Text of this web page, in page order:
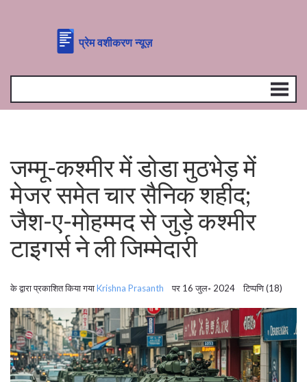
जम्मू-कश्मीर में डोडा मुठभेड़ में
मेजर समेत चार सैनिक शहीद;
जैश-ए-मोहम्मद से जुड़े कश्मीर
टाइगर्स ने ली जिम्मेदारी
के द्वारा प्रकाशित किया गयाKrishna Prasanth पर 16 जुल॰ 2024 टिप्पणि (18)